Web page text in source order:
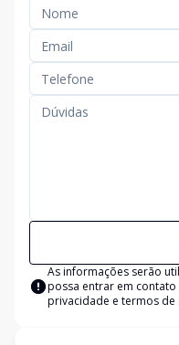
As informações serão
possa entrar em
privacidade e termos de